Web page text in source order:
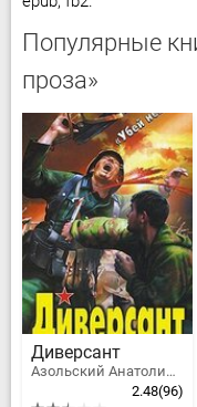
Популярные
проза»
Диверсант
Азольский Анатолий Алексеевич
2.48(96)